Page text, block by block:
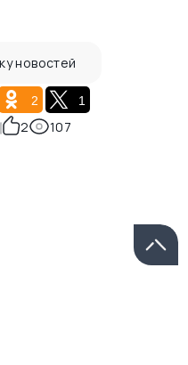
новостей
2 1
2 107